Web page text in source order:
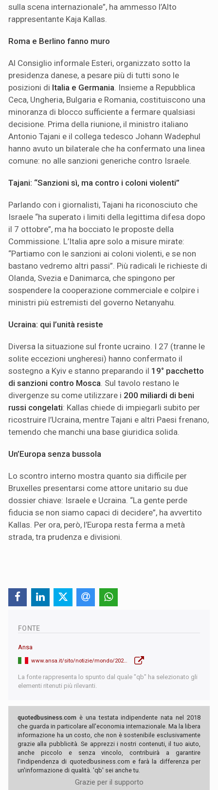
sulla scena internazionale”, ha ammesso l’Alto
rappresentante Kaja Kallas.
Roma e Berlino fanno muro
Al Consiglio informale Esteri, organizzato sotto la
presidenza danese, a pesare più di tutti sono le
posizioni di Italia e Germania . Insieme a Repubblica
Ceca, Ungheria, Bulgaria e Romania, costituiscono una
minoranza di blocco sufficiente a fermare qualsiasi
decisione. Prima della riunione, il ministro italiano
Antonio Tajani e il collega tedesco Johann Wadephul
hanno avuto un bilaterale che ha confermato una linea
comune: no alle sanzioni generiche contro Israele.
Tajani: “Sanzioni sì, ma contro i coloni violenti”
Parlando con i giornalisti, Tajani ha riconosciuto che
Israele “ha superato i limiti della legittima difesa dopo
il 7 ottobre”, ma ha bocciato le proposte della
Commissione. L’Italia apre solo a misure mirate:
“Partiamo con le sanzioni ai coloni violenti, e se non
bastano vedremo altri passi”. Più radicali le richieste di
Olanda, Svezia e Danimarca, che spingono per
sospendere la cooperazione commerciale e colpire i
ministri più estremisti del governo Netanyahu.
Ucraina: qui l’unità resiste
Diversa la situazione sul fronte ucraino. I 27 (tranne le
solite eccezioni ungheresi) hanno confermato il
sostegno a Kyiv e stanno preparando il 19° pacchetto
di sanzioni contro Mosca . Sul tavolo restano le
divergenze su come utilizzare i 200 miliardi di beni
russi congelati: Kallas chiede di impiegarli subito per
ricostruire l’Ucraina, mentre Tajani e altri Paesi frenano,
temendo che manchi una base giuridica solida.
Un’Europa senza bussola
Lo scontro interno mostra quanto sia difficile per
Bruxelles presentarsi come attore unitario su due
dossier chiave: Israele e Ucraina. “La gente perde
fiducia se non siamo capaci di decidere”, ha avvertito
Kallas. Per ora, però, l’Europa resta ferma a metà
strada, tra prudenza e divisioni.
FONTE
Ansa
www.ansa.it/sito/notizie/mondo/2025/08/30/tajani-sanzioni-a-ministri-israele-iniziamo-coi-coloni.-superato-il-limite-della_ed5d7099-bdba-4e5d-bc3a-7f0537a89461.html
La fonte rappresenta lo spunto dal quale "qb" ha selezionato gli
elementi ritenuti più rilevanti.
quotedbusiness.com è una testata indipendente nata nel 2018
che guarda in particolare all'economia internazionale. Ma la libera
informazione ha un costo, che non è sostenibile esclusivamente
grazie alla pubblicità. Se apprezzi i nostri contenuti, il tuo aiuto,
anche piccolo e senza vincolo, contribuirà a garantire
l'indipendenza di quotedbusiness.com e farà la differenza per
un'informazione di qualità. 'qb' sei anche tu.
Grazie per il supporto